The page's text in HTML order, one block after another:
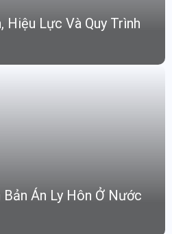
Hiệu Lực Và Quy Trình
Án Ly Hôn Ở Nước